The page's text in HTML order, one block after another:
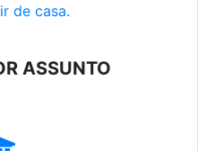
de casa.
ASSUNTO